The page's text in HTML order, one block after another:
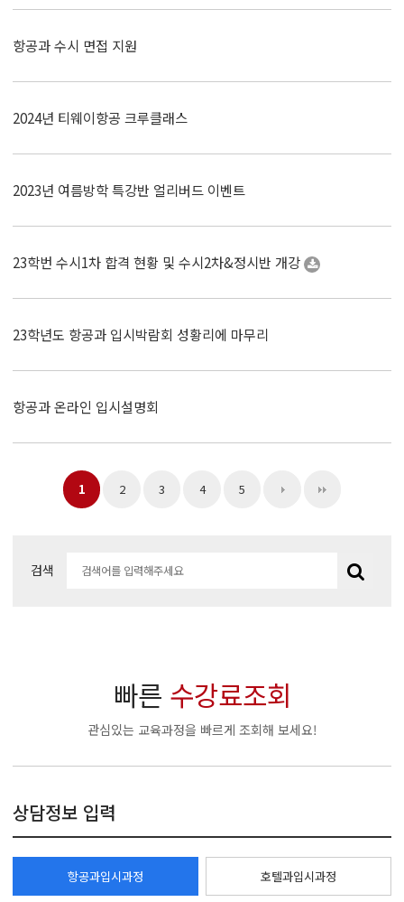
항공과 수시 면접 지원
2024년 티웨이항공 크루클래스
2023년 여름방학 특강반 얼리버드 이벤트
23학번 수시1차 합격 현황 및 수시2차&정시반 개강
23학년도 항공과 입시박람회 성황리에 마무리
항공과 온라인 입시설명회
1 2 3 4 5
검색
빠른 수강료조회
관심있는 교육과정을 빠르게 조회해 보세요!
상담정보 입력
항공과입시과정 호텔과입시과정